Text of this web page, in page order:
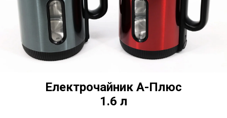
Електрочайник А-Плюс
1.6 л